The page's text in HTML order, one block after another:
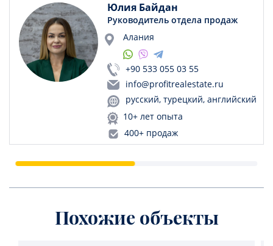
Юлия Байдан
Руководитель отдела продаж
Алания
+90 533 055 03 55
info@profitrealestate.ru
русский, турецкий, английский
10+ лет опыта
400+ продаж
Похожие объекты